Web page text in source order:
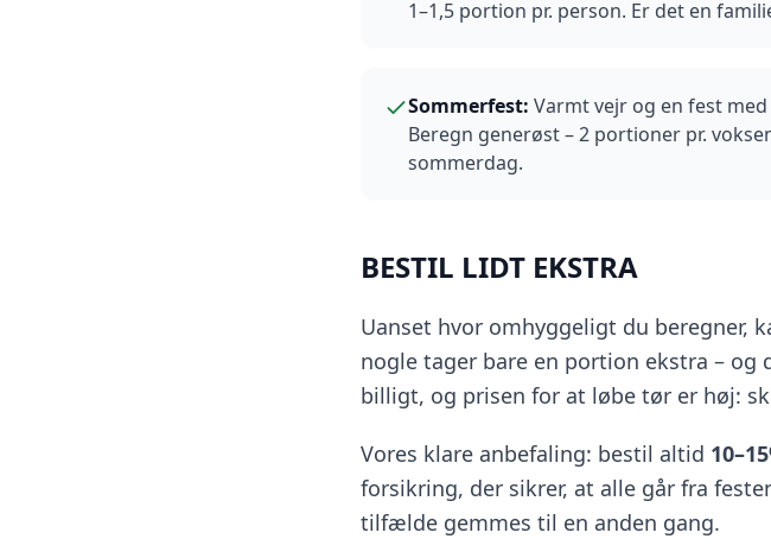
1–1,5 portion pr. person. Er det en
Sommerfest: Varmt vejr og en fest
Beregn generøst – 2 portioner pr.
sommerdag.
BESTIL LIDT EKSTRA
Uanset hvor omhyggeligt du beregner,
nogle tager bare en portion ekstra –
billigt, og prisen for at løbe tør er høj:
Vores klare anbefaling: bestil altid
forsikring, der sikrer, at alle går fra
tilfælde gemmes til en anden gang.